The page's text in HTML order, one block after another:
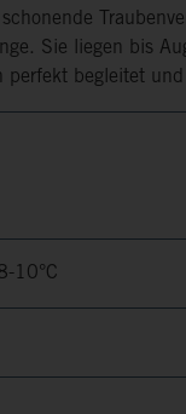
Sie liegen bis
perfekt begleitet
10°C